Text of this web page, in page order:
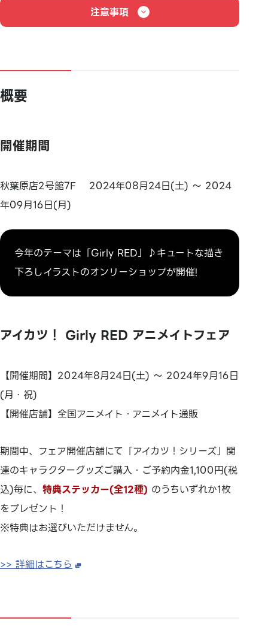
注意事項
概要
開催期間
秋葉原店2号館7F 2024年08月24日(土) ～ 2024
年09月16日(月)
今年のテーマは「Girly RED」♪キュートな描き
下ろしイラストのオンリーショップが開催!
アイカツ！ Girly RED アニメイトフェア
【開催期間】2024年8月24日(土) ～ 2024年9月16日
(月・祝)
【開催店舗】全国アニメイト・アニメイト通販
期間中、フェア開催店舗にて「アイカツ！シリーズ」関
連のキャラクターグッズご購入・ご予約内金1,100円(税
込)毎に、 特典ステッカー(全12種) のうちいずれか1枚
をプレゼント！
※特典はお選びいただけません。
>> 詳細はこちら